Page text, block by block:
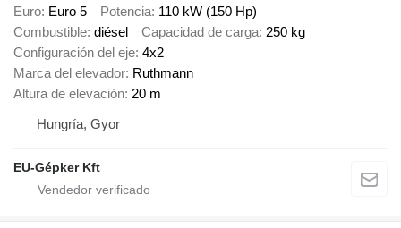
Euro Euro 5 Potencia 110 kW (150 Hp)
Combustible diésel Capacidad de carga 250 kg
Configuración del eje 4x2
Marca del elevador Ruthmann
Altura de elevación 20 m
Hungría, Gyor
EU-Gépker Kft